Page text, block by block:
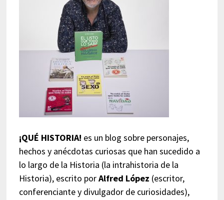
¡QUÉ HISTORIA! es un blog sobre personajes,
hechos y anécdotas curiosas que han sucedido a
lo largo de la Historia (la intrahistoria de la
Historia), escrito porAlfred López (escritor,
conferenciante y divulgador de curiosidades),